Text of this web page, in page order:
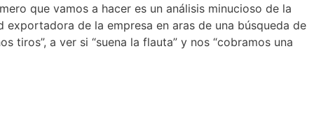
que vamos a hacer es un análisis minucioso de la
de la empresa en aras de una búsqueda de
a ver si “suena la flauta” y nos “cobramos una